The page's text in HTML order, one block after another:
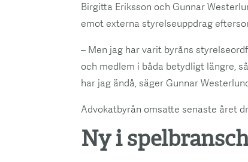
Birgitta Eriksson och Gunnar
emot externa styrelseuppdrag
– Men jag har varit byråns
och medlem i båda betydligt längre,
har jag ändå, säger Gunnar
Advokatbyrån omsatte senaste året
Ny i